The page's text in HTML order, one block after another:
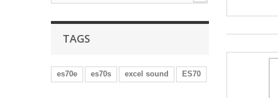
TAGS
es70e es70s excel sound ES70